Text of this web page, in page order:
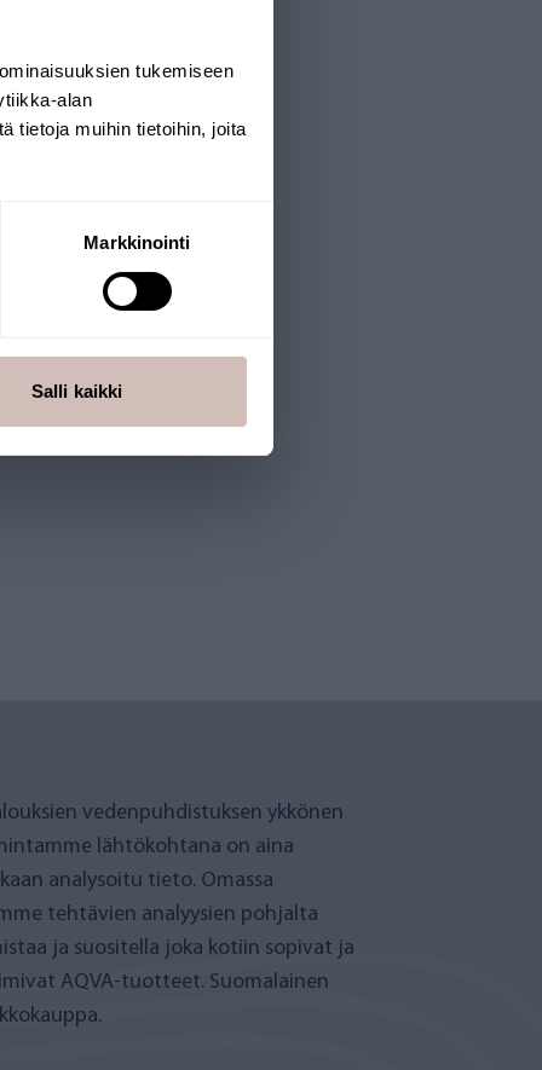
tukemiseen
alan
tietoja muihin tietoihin, joita
Markkinointi
Salli kaikki
vedenpuhdistuksen ykkönen
lähtökohtana on aina
analysoitu tieto. Omassa
tehtävien analyysien pohjalta
ja suositella joka kotiin sopivat ja
AQVA-tuotteet. Suomalainen